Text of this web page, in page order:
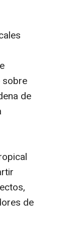
sobre
de
de